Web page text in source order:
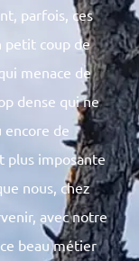
parfois, ces
petit coup de
menace de
dense qui ne
encore de
plus imposante
nous, chez
avec notre
beau métier